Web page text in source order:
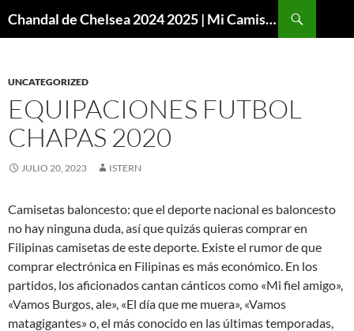
Chandal de Chelsea 2024 2025 | Mi Camiseta Futbol
UNCATEGORIZED
EQUIPACIONES FUTBOL
CHAPAS 2020
JULIO 20, 2023 ISTERN
Camisetas baloncesto: que el deporte nacional es baloncesto
no hay ninguna duda, así que quizás quieras comprar en
Filipinas camisetas de este deporte. Existe el rumor de que
comprar electrónica en Filipinas es más económico. En los
partidos, los aficionados cantan cánticos como «Mi fiel amigo»,
«Vamos Burgos, ale», «El día que me muera», «Vamos
matagigantes» o, el más conocido en las últimas temporadas,